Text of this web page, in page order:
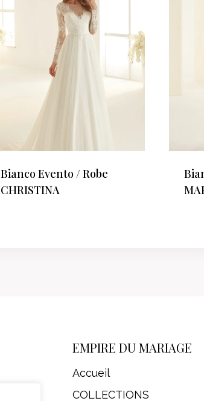
Bianco Evento / Robe
CHRISTINA
EMPIRE DU MARIAGE
Accueil
COLLECTIONS